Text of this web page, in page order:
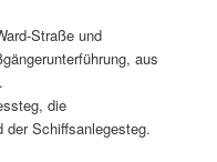
Straße und
aus
die
der Schiffsanlegesteg.